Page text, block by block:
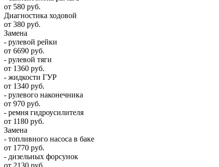
от 580 руб.
Диагностика ходовой
от 380 руб.
Замена
- рулевой рейки
от 6690 руб.
- рулевой тяги
от 1360 руб.
- жидкости ГУР
от 1340 руб.
- рулевого наконечника
от 970 руб.
- ремня гидроусилителя
от 1180 руб.
Замена
- топливного насоса в баке
от 1770 руб.
- дизельных форсунок
от 2130 руб.